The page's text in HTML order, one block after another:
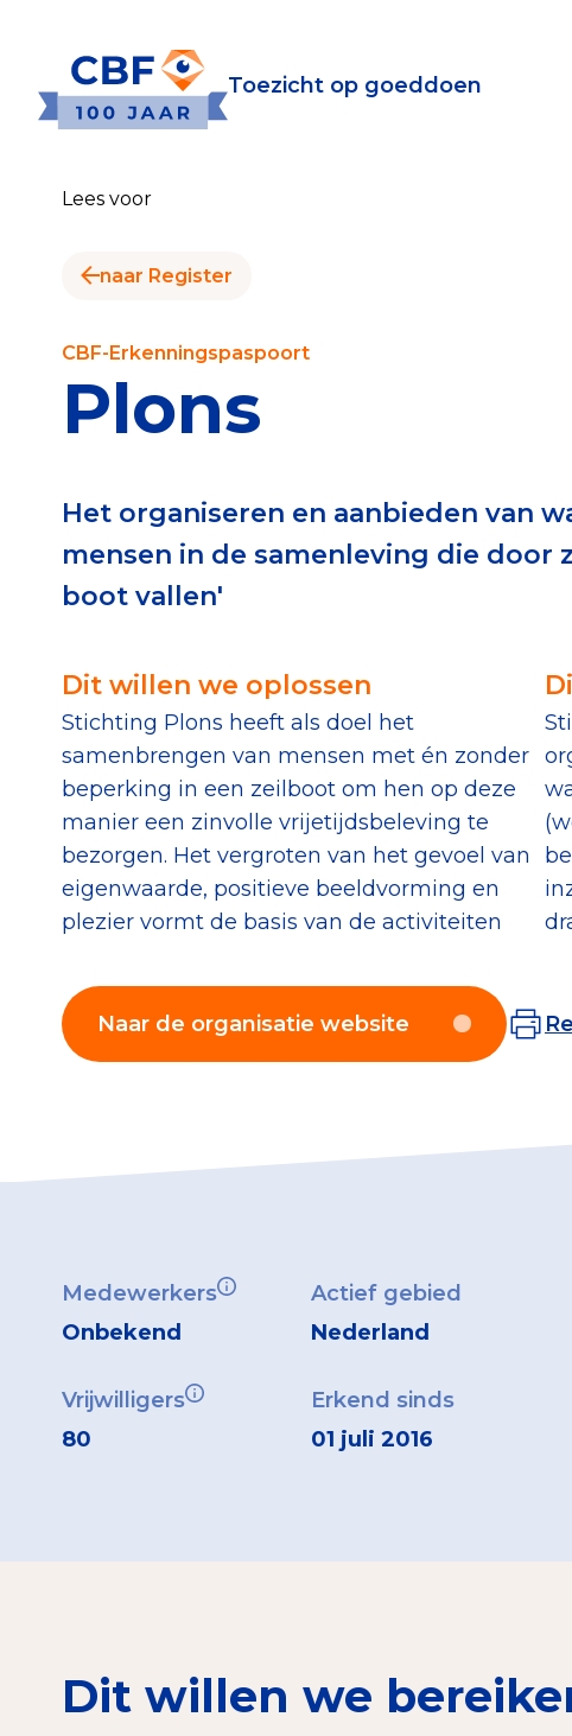
Toezicht op goeddoen
Toezicht op goeddoen
Check het CBF-
Download de Geef
Data &
Betrouwbare data
CBF-publicaties
State of the Sector
Het Nederlandse
Lees voor
naar Register
CBF-Erkenningspaspoort
Plons
Het organiseren en aanbieden van
mensen in de samenleving die
boot vallen'
Dit willen we oplossen
Stichting Plons heeft als doel het
samenbrengen van mensen met én zonder
beperking in een zeilboot om hen op deze
manier een zinvolle vrijetijdsbeleving te
bezorgen. Het vergroten van het gevoel van
eigenwaarde, positieve beeldvorming en
plezier vormt de basis van de activiteiten
Naar de organisatie website
Medewerkers
Onbekend
Actief gebied
Nederland
Vrijwilligers
80
Erkend sinds
01 juli 2016
Dit willen we